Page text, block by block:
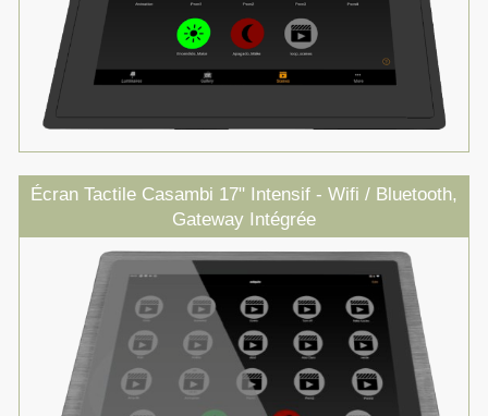
Écran Tactile Casambi 17" Intensif - Wifi / Bluetooth,
Gateway Intégrée